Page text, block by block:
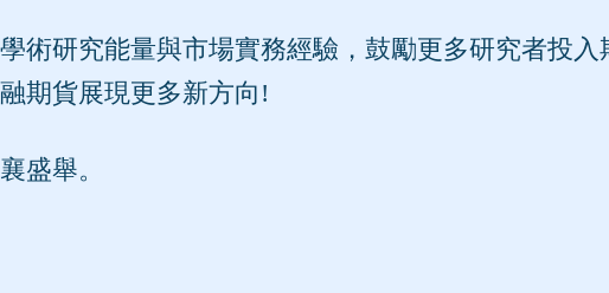
術研究能量與市場實務經驗，鼓勵更多研究者投入
期貨展現更多新方向!
盛舉。